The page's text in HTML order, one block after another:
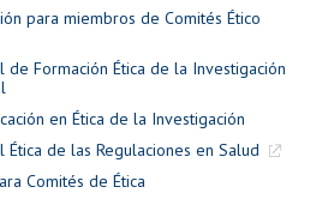
para miembros de Comités Ético
de Formación Ética de la Investigación
en Ética de la Investigación
Ética de las Regulaciones en Salud
Comités de Ética